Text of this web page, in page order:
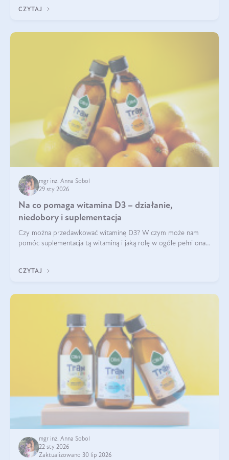
CZYTAJ
mgr inż. Anna Sobol
29 sty 2026
Na co pomaga witamina D3 – działanie,
niedobory i suplementacja
Czy można przedawkować witaminę D3? W czym może nam
pomóc suplementacja tą witaminą i jaką rolę w ogóle pełni ona
robić?
CZYTAJ
mgr inż. Anna Sobol
22 sty 2026
Zaktualizowano 30 lip 2026